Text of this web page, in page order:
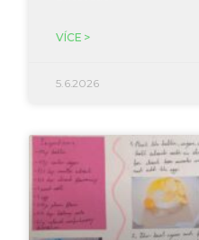
VÍCE >
5.6.2026